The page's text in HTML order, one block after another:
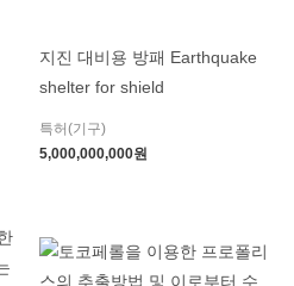
지진 대비용 방패 Earthquake
shelter for shield
특허(기구)
5,000,000,000원